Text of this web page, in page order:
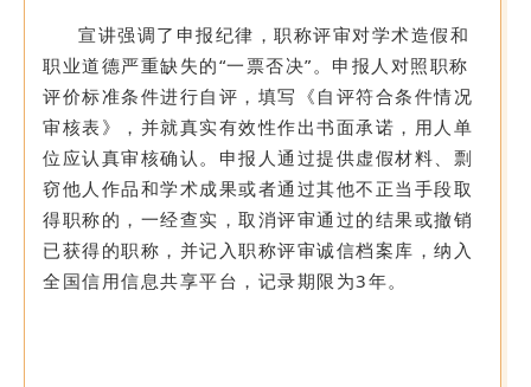
宣讲强调了申报纪律，职称评审对学术造假和
职业道德严重缺失的“一票否决”。申报人对照职称
评价标准条件进行自评，填写《自评符合条件情况
审核表》，并就真实有效性作出书面承诺，用人单
位应认真审核确认。申报人通过提供虚假材料、剽
窃他人作品和学术成果或者通过其他不正当手段取
得职称的，一经查实，取消评审通过的结果或撤销
已获得的职称，并记入职称评审诚信档案库，纳入
全国信用信息共享平台，记录期限为3年。